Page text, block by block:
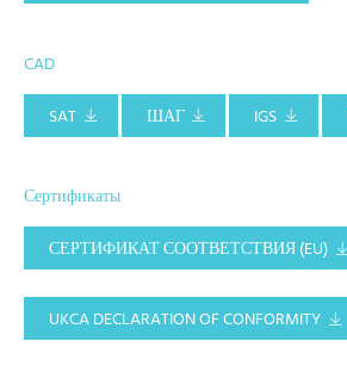
CAD
SAT
ШАГ IGS
Сертификаты
СЕРТИФИКАТ СООТВЕТСТВИЯ (EU)
UKCA DECLARATION OF CONFORMITY